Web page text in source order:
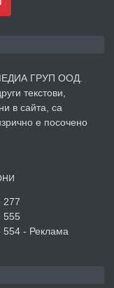
преди 3 дни
Събаряне на
ГРУП ООД.
текстови,
в сайта, са
е посочено
277
555
554 - Реклама